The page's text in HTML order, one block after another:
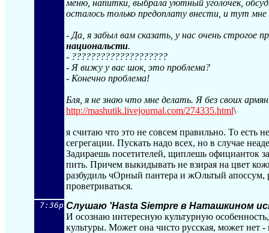
меню, напитки, выбрала уютный уголочек,
осталось только предоплату внести, и тут
- Да, я забыл вам сказать, у нас очень строгое
национальсти.
- ????????????????????
- Я вижу у вас шок, это проблема?
- Конечно проблема!
Бля, я не знаю что мне делать. Я без своих
http://mashutik.livejournal.com/274335.html\
я считаю что это не совсем правильно. То есть
сегрегации. Пускать надо всех, но в случае
Задираешь посетителей, щиплешь официанток
пить. Причем выкидывать не взирая на цвет
разбудиль чОрный пантера и жОльтый
проветриваться.
7:36p Слушаю 'Hasta Siempre в Наташкином
И осознаю интересную культурную
культуры. Может она чисто русская, может нет -